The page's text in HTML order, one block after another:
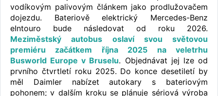
vodíkovým palivovým článkem jako prodlužovačem
dojezdu. Bateriově elektrický Mercedes-Benz
eIntouro bude následovat od roku 2026.
Meziměstský autobus oslaví svou světovou
premiéru začátkem října 2025 na veletrhu
Busworld Europe v Bruselu. Objednávat jej lze od
prvního čtvrtletí roku 2025. Do konce desetiletí by
měl Daimler nabízet autokary s bateriovým
pohonem; v dalším kroku se plánuje sériová výroba